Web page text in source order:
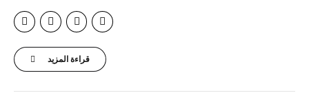
قراءة المزيد